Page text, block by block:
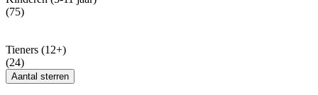
(75)
Tieners (12+)
(24)
Aantal sterren